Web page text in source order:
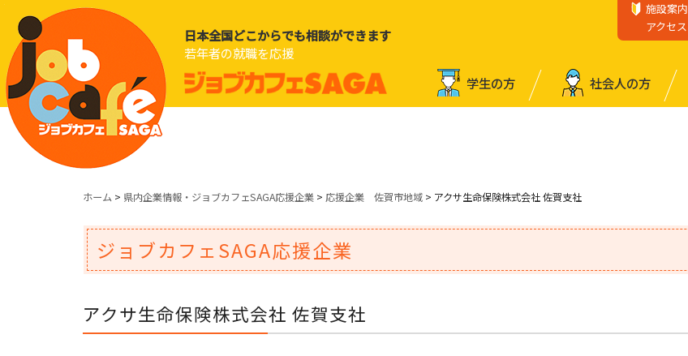
日本全国どこからでも相談ができます
若年者の就職を応援
施設案内
アクセス
学⽣の⽅ 社会⼈の⽅
ホーム > 県内企業情報・ジョブカフェSAGA応援企業 > 応援企業 佐賀市地域 > アクサ生命保険株式会社 佐賀支社
ジョブカフェSAGA応援企業
アクサ生命保険株式会社 佐賀支社